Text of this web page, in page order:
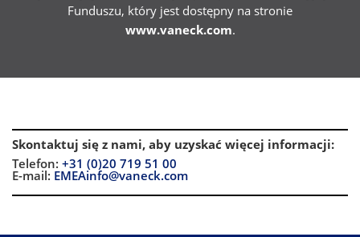
Funduszu, który jest dostępny na stronie
www.vaneck.com.
Skontaktuj się z nami, aby uzyskać więcej informacji:
Telefon: +31 (0)20 719 51 00
E-mail: EMEAinfo@vaneck.com